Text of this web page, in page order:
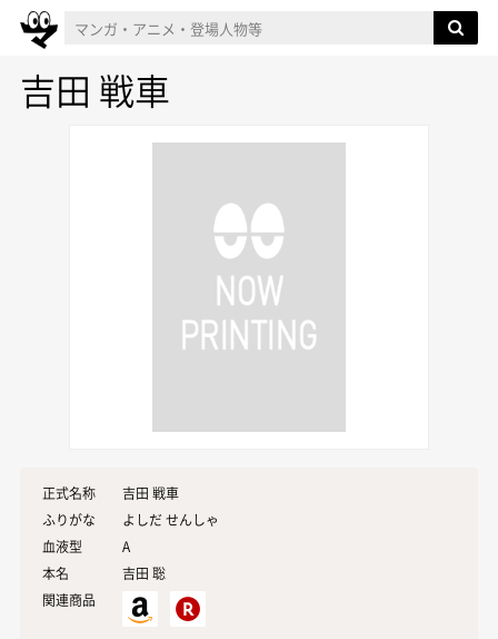
吉田 戦車
正式名称
吉田 戦車
ふりがな
よしだ せんしゃ
血液型
A
本名
吉田 聡
関連商品